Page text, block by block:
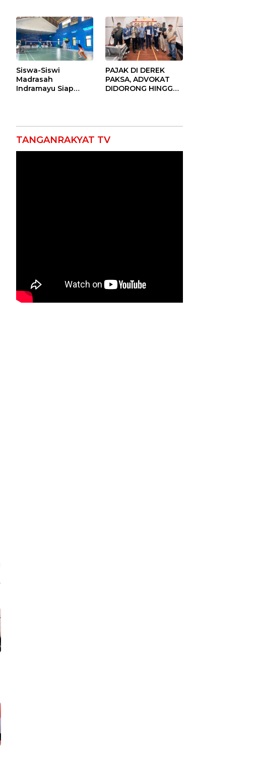
Siswa-Siswi
Madrasah
Indramayu Siap
PAJAK DI DEREK
PAKSA, ADVOKAT
DIDORONG HINGGA
Ngamuk Kepung
TANGANRAKYAT TV